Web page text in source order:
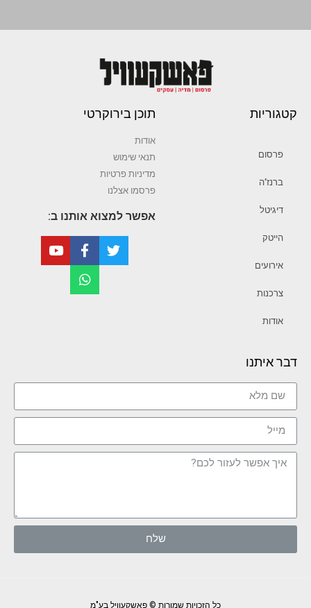
קטגוריות
פרסום
ברנז’ה
דיגיטל
הייטק
אירועים
צרכנות
אודות
תוכן בירוקרטי
אודות
תנאי שימוש
מדיניות פרטיות
פרסמו אצלנו
אפשר למצוא אותנו ב:
דבר איתנו
שלח
כל הזכויות שמורות © פאשקעוויל בע"מ